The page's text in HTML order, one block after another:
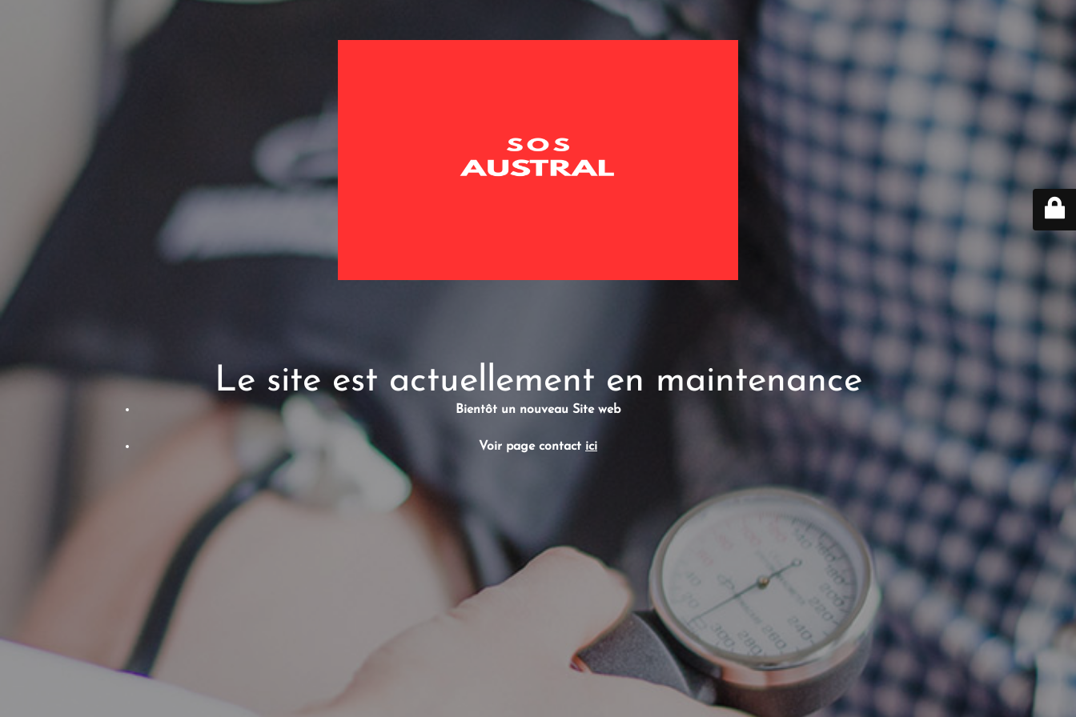
Le site est actuellement en maintenance
Bientôt un nouveau Site web
Voir page contact ici